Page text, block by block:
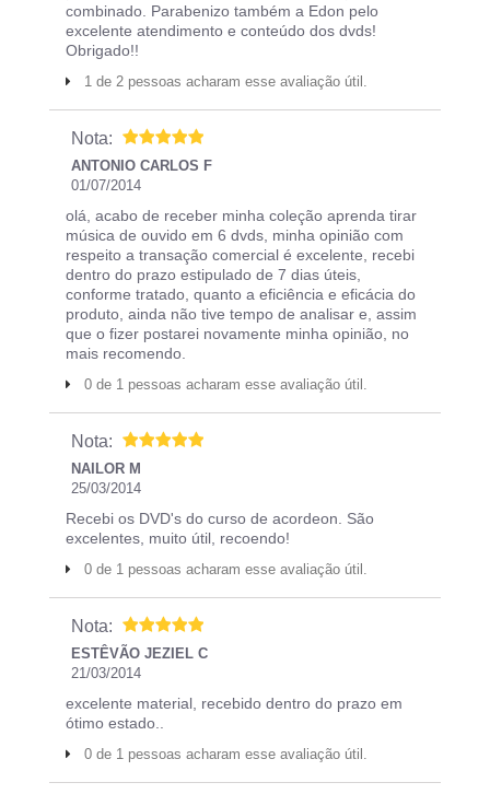
combinado. Parabenizo também a Edon pelo
excelente atendimento e conteúdo dos dvds!
Obrigado!!
1 de 2 pessoas acharam esse avaliação útil.
Nota:
ANTONIO CARLOS F
01/07/2014
olá, acabo de receber minha coleção aprenda tirar
música de ouvido em 6 dvds, minha opinião com
respeito a transação comercial é excelente, recebi
dentro do prazo estipulado de 7 dias úteis,
conforme tratado, quanto a eficiência e eficácia do
produto, ainda não tive tempo de analisar e, assim
que o fizer postarei novamente minha opinião, no
mais recomendo.
0 de 1 pessoas acharam esse avaliação útil.
Nota:
NAILOR M
25/03/2014
Recebi os DVD's do curso de acordeon. São
excelentes, muito útil, recoendo!
0 de 1 pessoas acharam esse avaliação útil.
Nota:
ESTÊVÃO JEZIEL C
21/03/2014
excelente material, recebido dentro do prazo em
ótimo estado..
0 de 1 pessoas acharam esse avaliação útil.